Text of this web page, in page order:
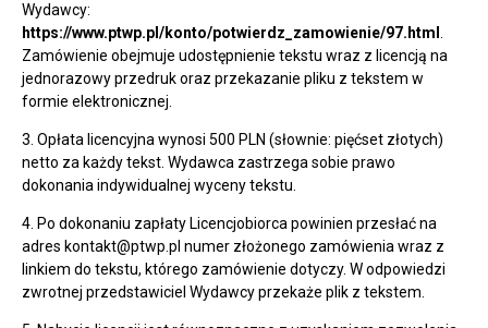
Wydawcy:
https://www.ptwp.pl/konto/potwierdz_zamowienie/97.html
Zamówienie obejmuje udostępnienie tekstu wraz z licencją na
jednorazowy przedruk oraz przekazanie pliku z tekstem w
formie elektronicznej.
3. Opłata licencyjna wynosi 500 PLN (słownie: pięćset złotych)
netto za każdy tekst. Wydawca zastrzega sobie prawo
dokonania indywidualnej wyceny tekstu.
4. Po dokonaniu zapłaty Licencjobiorca powinien przesłać na
adres kontakt@ptwp.pl numer złożonego zamówienia wraz z
linkiem do tekstu, którego zamówienie dotyczy. W odpowiedzi
zwrotnej przedstawiciel Wydawcy przekaże plik z tekstem.